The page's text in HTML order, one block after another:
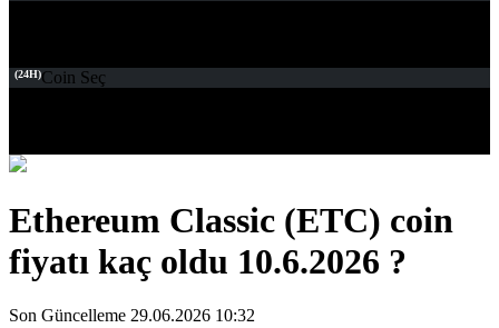
(24H)Coin Seç
Ethereum Classic (ETC) coin
fiyatı kaç oldu 10.6.2026 ?
Son Güncelleme 29.06.2026 10:32